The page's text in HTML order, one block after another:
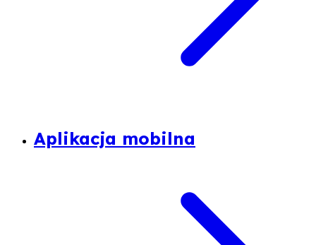
Aplikacja mobilna